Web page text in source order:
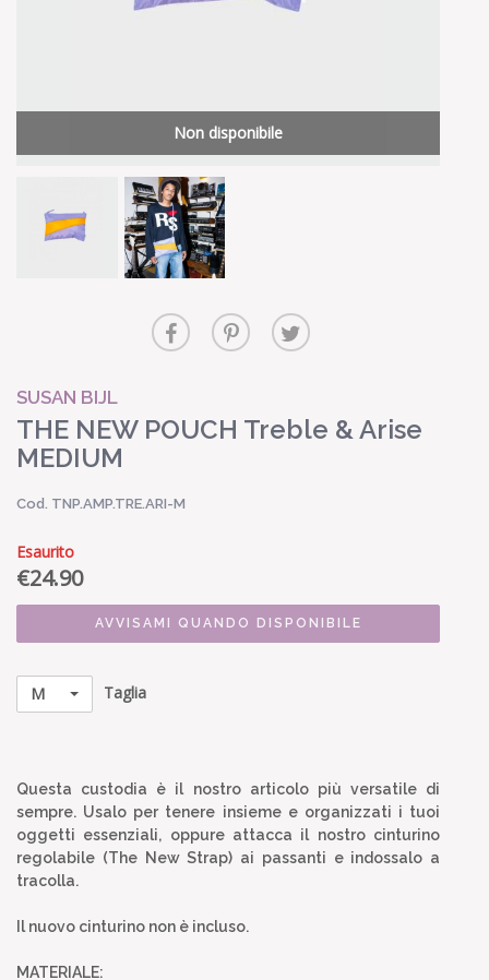
Non disponibile
SUSAN BIJL
THE NEW POUCH Treble & Arise
MEDIUM
Cod. TNP.AMP.TRE.ARI-M
Esaurito
€24.90
AVVISAMI QUANDO DISPONIBILE
M Taglia
Questa custodia è il nostro articolo più versatile di
sempre. Usalo per tenere insieme e organizzati i tuoi
oggetti essenziali, oppure attacca il nostro cinturino
regolabile (The New Strap) ai passanti e indossalo a
tracolla.
Il nuovo cinturino non è incluso.
MATERIALE: